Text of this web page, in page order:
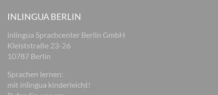
INLINGUA BERLIN
inlingua Sprachcenter Berlin GmbH
Kleiststraße 23-26
10787 Berlin
Sprachen lernen:
mit inlingua kinderleicht!